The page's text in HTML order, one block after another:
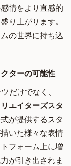
情をより直感的
り上がります。
の世界に持ち込
ターの可能性
だけでなく、
エイターズスタ
が提供するスタ
いた様々な表情
フォーム上に増
が引き出されま